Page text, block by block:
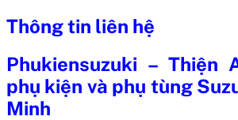
Thông tin liên hệ
Phukiensuzuki – Thiện
phụ kiện và phụ tùng
Minh